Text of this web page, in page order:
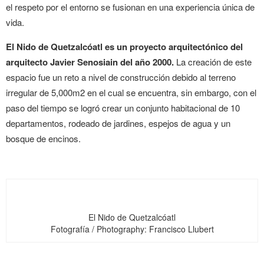
LANDUUM
CONSEJO HONORÍFICO
el respeto por el entorno se fusionan en una experiencia única de
vida.
El Nido de Quetzalcóatl es un proyecto arquitectónico del
arquitecto Javier Senosiain del año 2000. La creación de este
espacio fue un reto a nivel de construcción debido al terreno
irregular de 5,000m2en el cual se encuentra, sin embargo, con el
paso del tiempo se logró crear un conjunto habitacional de 10
departamentos, rodeado de jardines, espejos de agua y un
bosque de encinos.
El Nido de Quetzalcóatl
Fotografía / Photography: Francisco Llubert